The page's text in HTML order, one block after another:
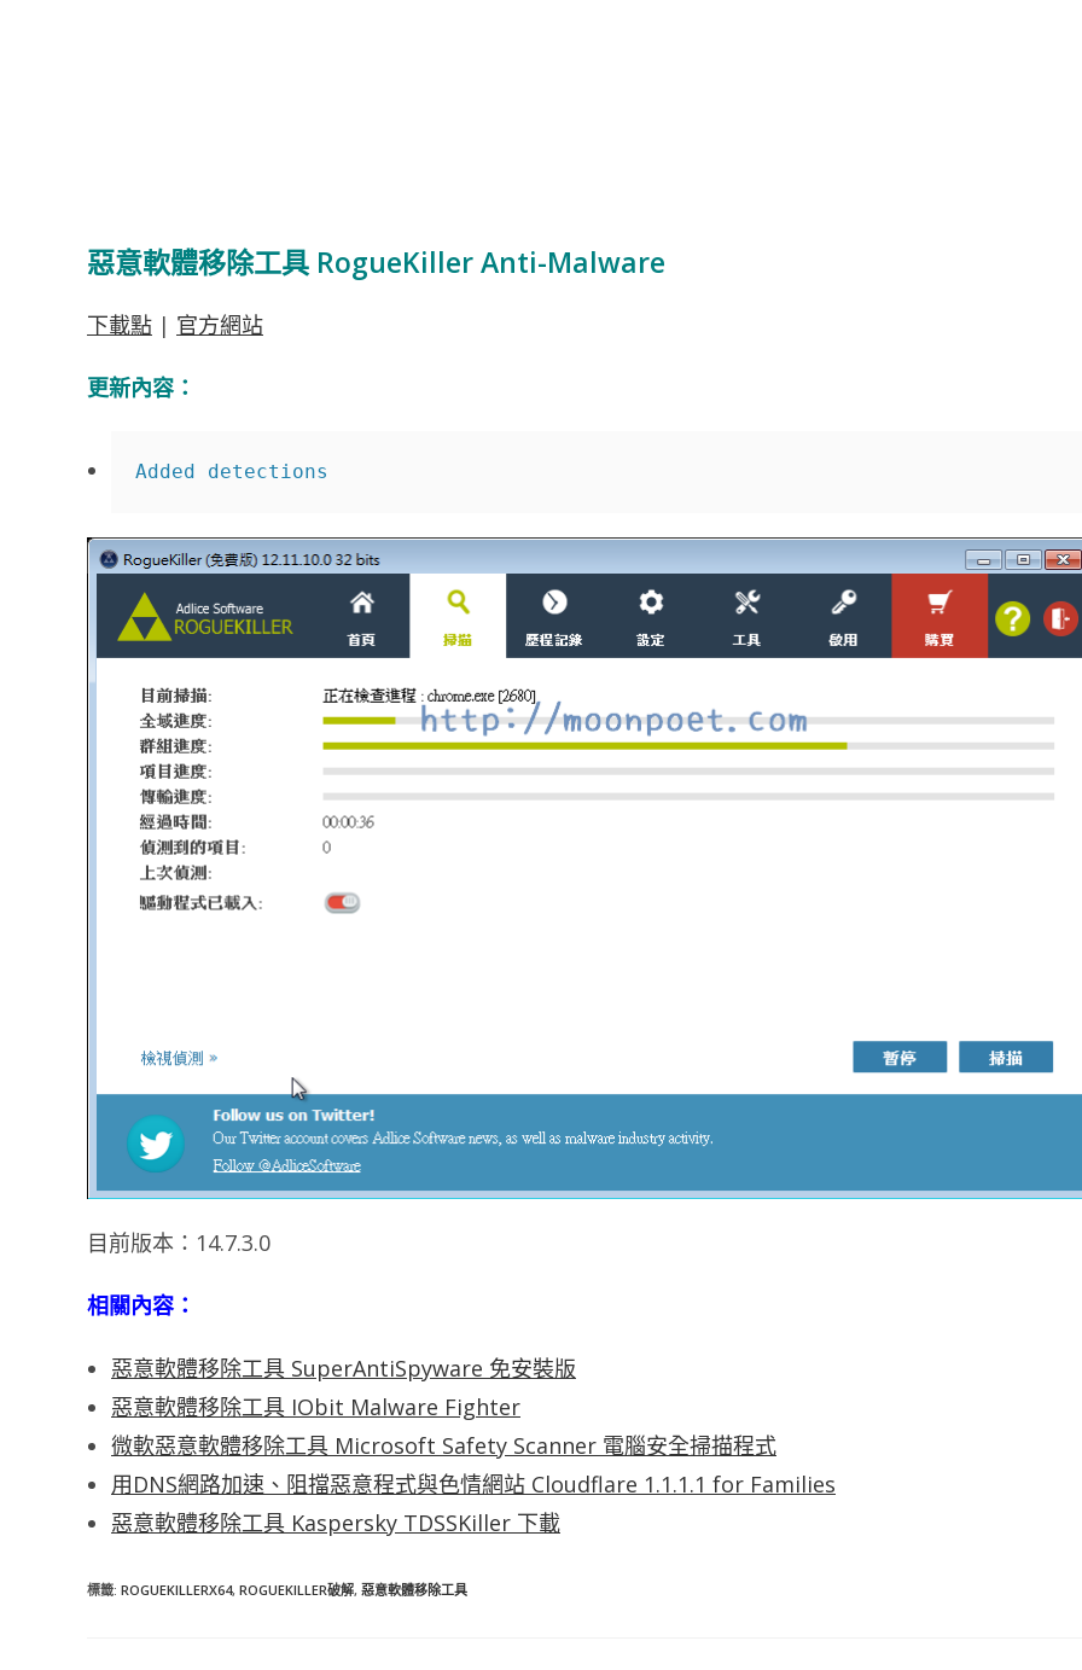
惡意軟體移除工具 RogueKiller Anti-Malware
下載點 | 官方網站
更新內容：
Added detections
目前版本：14.7.3.0
相關內容：
惡意軟體移除工具 SuperAntiSpyware 免安裝版
惡意軟體移除工具 IObit Malware Fighter
微軟惡意軟體移除工具 Microsoft Safety Scanner 電腦安全掃描程式
用DNS網路加速、阻擋惡意程式與色情網站 Cloudflare 1.1.1.1 for Families
惡意軟體移除工具 Kaspersky TDSSKiller 下載
標籤: ROGUEKILLERX64, ROGUEKILLER破解, 惡意軟體移除工具